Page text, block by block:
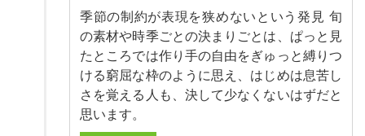
季節の制約が表現を狭めないという発見 旬
の素材や時季ごとの決まりごとは、ぱっと見
たところでは作り手の自由をぎゅっと縛りつ
ける窮屈な枠のように思え、はじめは息苦し
さを覚える人も、決して少なくないはずだと
思います。